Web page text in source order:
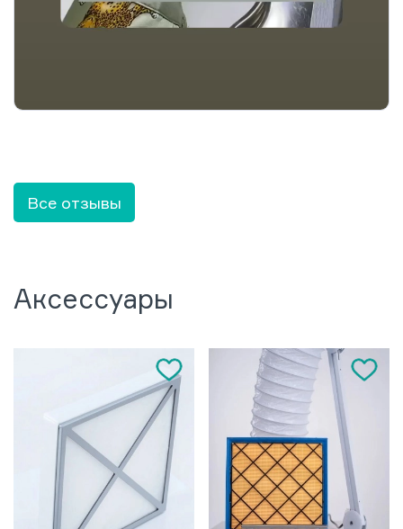
Все отзывы
Аксессуары